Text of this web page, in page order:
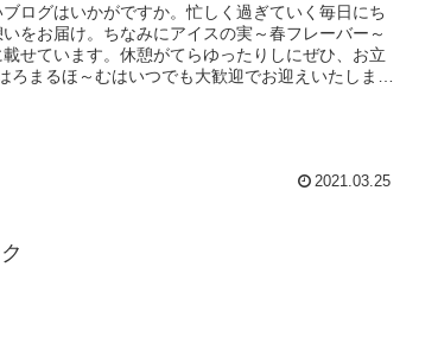
ログはいかがですか。忙しく過ぎていく毎日にち
いをお届け。ちなみにアイスの実～春フレーバー～
せています。休憩がてらゆったりしにぜひ、お立
ろまるほ～むはいつでも大歓迎でお迎えいたします
2021.03.25